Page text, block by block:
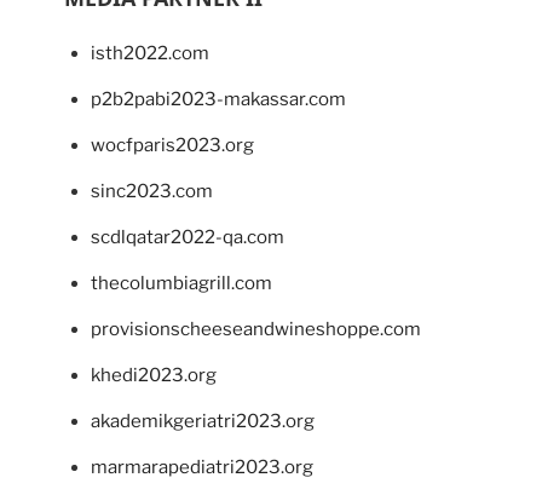
isth2022.com
p2b2pabi2023-makassar.com
wocfparis2023.org
sinc2023.com
scdlqatar2022-qa.com
thecolumbiagrill.com
provisionscheeseandwineshoppe.com
khedi2023.org
akademikgeriatri2023.org
marmarapediatri2023.org